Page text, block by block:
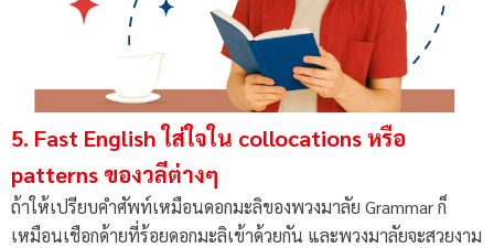
5. Fast English ใส่ใจใน collocations หรือ
patterns ของวลีต่างๆ
ถ้าให้เปรียบคำศัพท์เหมือนดอกมะลิของพวงมาลัย Grammar ก็
เหมือนเชือกด้ายที่ร้อยดอกมะลิเข้าด้วยกัน และพวงมาลัยจะสวยงาม